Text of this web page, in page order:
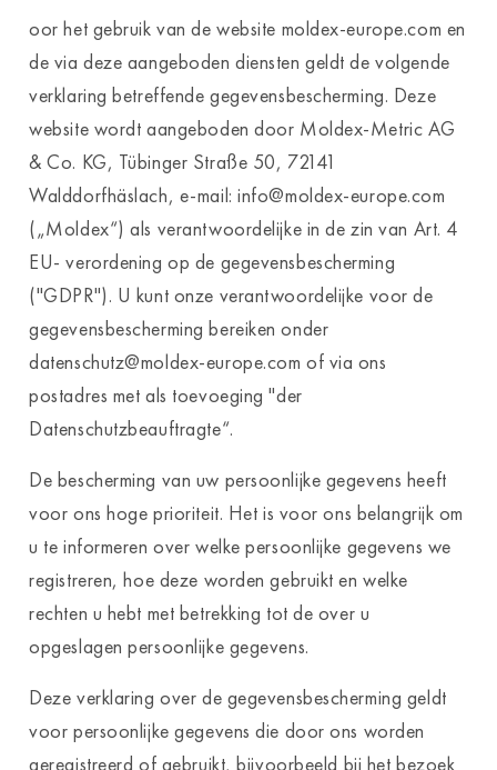
oor het gebruik van de website moldex-europe.com en
de via deze aangeboden diensten geldt de volgende
verklaring betreffende gegevensbescherming. Deze
website wordt aangeboden door Moldex-Metric AG
& Co. KG, Tübinger Straße 50, 72141
Walddorfhäslach, e-mail: info@moldex-europe.com
(„Moldex“) als verantwoordelijke in de zin van Art. 4
EU- verordening op de gegevensbescherming
("GDPR"). U kunt onze verantwoordelijke voor de
gegevensbescherming bereiken onder
datenschutz@moldex-europe.com of via ons
postadres met als toevoeging "der
Datenschutzbeauftragte“.
De bescherming van uw persoonlijke gegevens heeft
voor ons hoge prioriteit. Het is voor ons belangrijk om
u te informeren over welke persoonlijke gegevens we
registreren, hoe deze worden gebruikt en welke
rechten u hebt met betrekking tot de over u
opgeslagen persoonlijke gegevens.
Deze verklaring over de gegevensbescherming geldt
voor persoonlijke gegevens die door ons worden
geregistreerd of gebruikt, bijvoorbeeld bij het bezoek